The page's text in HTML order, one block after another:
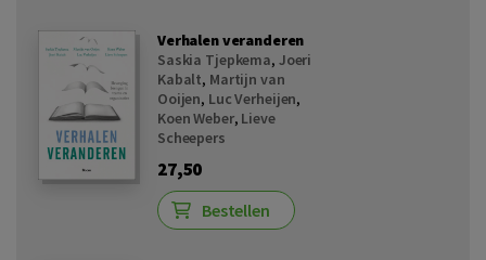
Verhalen veranderen
Saskia Tjepkema, Joeri
Kabalt, Martijn van
Ooijen, Luc Verheijen,
Koen Weber, Lieve
Scheepers
27,50
Bestellen